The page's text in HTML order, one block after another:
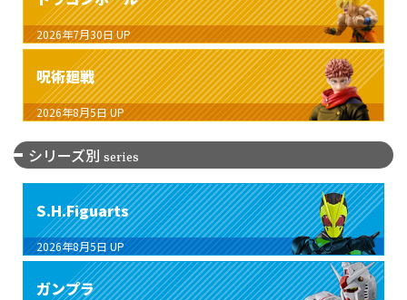
2026年7月30日 UP
呪術廻戦
2026年8月5日 UP
シリーズ別 series
S.H.Figuarts
2026年8月5日 UP
ガンプラ